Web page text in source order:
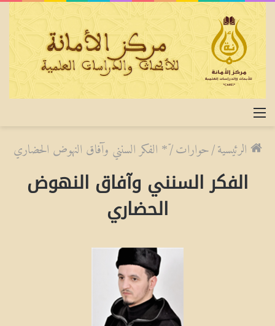
الرئيسية/حوارات/ّ* الفكر السنني وآفاق النهوض الحضاري
الفكر السنني وآفاق النهوض
الحضاري